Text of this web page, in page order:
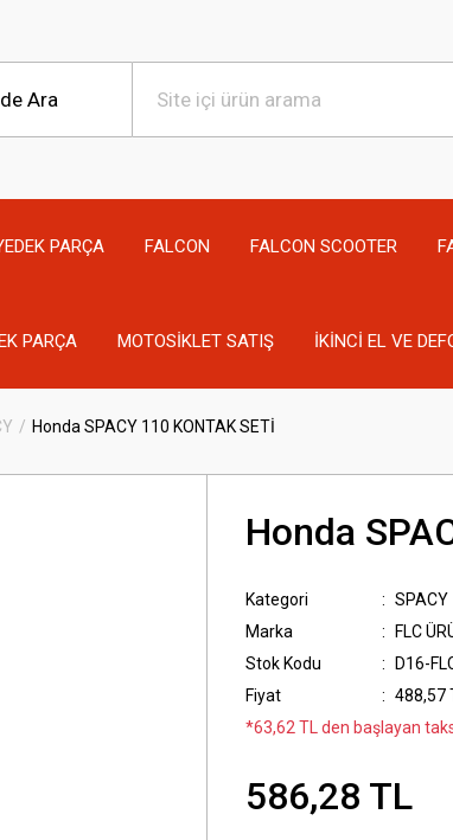
PARÇA FALCON FALCON SCOOTER
PARÇA MOTOSİKLET SATIŞ İKİNCİ EL VE
Honda SPACY 110 KONTAK SETİ
Honda
Kategori
SPACY
Marka
FLC
Stok Kodu
D16-
Fiyat
488,57
*63,62 TL den başlayan
586,28 TL